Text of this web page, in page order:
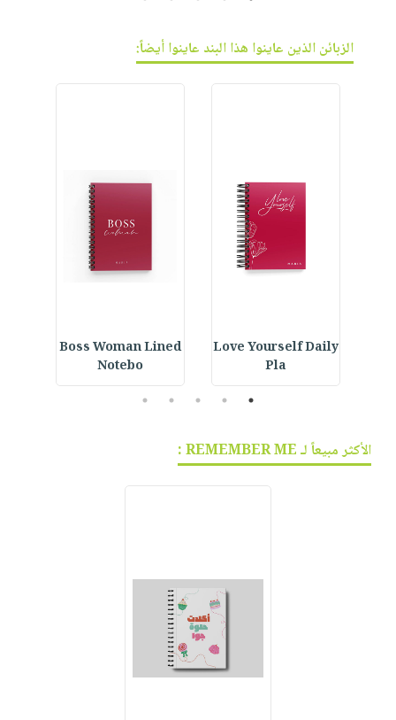
الزبائن الذين عاينوا هذا البند عاينوا أيضاً:
Love Yourself Daily
Pla
Boss Woman Lined
Notebo
1
2
3
4
5
الأكثر مبيعاً لـ REMEMBER ME :